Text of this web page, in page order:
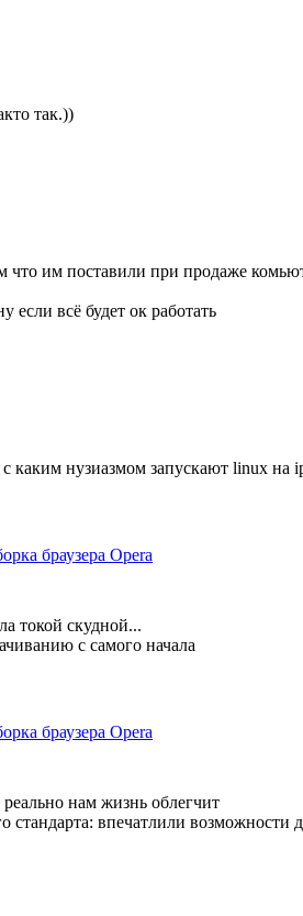
так.))
что им поставили при продаже
всё будет ок работать
каким нузиазмом запускают linux на
браузера Opera
токой скудной...
с самого начала
браузера Opera
нам жизнь облегчит
впечатлили